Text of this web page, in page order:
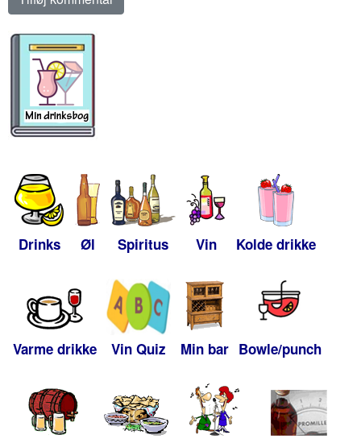
Drinks Øl Spiritus Vin Kolde drikke
Varme drikke Vin Quiz Min bar Bowle/punch